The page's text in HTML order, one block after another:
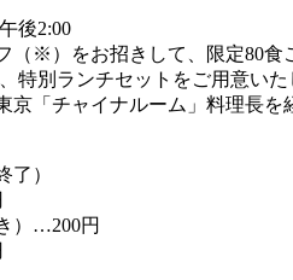
後2:00
（※）をお招きして、限定80食
特別ランチセットをご用意いた
京「チャイナルーム」料理長
了）
）…200円